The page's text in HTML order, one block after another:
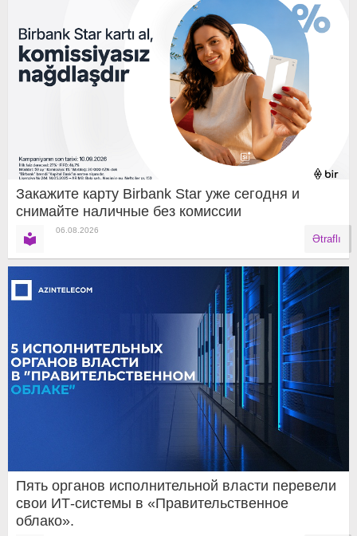
Закажите карту Birbank Star уже сегодня и
снимайте наличные без комиссии
06.08.2026
Ətraflı
Пять органов исполнительной власти перевели
свои ИТ-системы в «Правительственное
облако».